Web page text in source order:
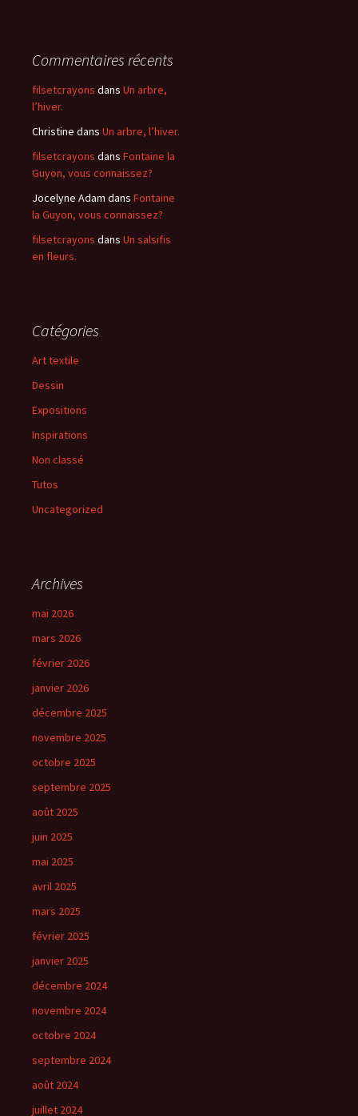
Commentaires récents
filsetcrayons dans Un arbre,
l’hiver.
Christine dans Un arbre, l’hiver.
filsetcrayons dans Fontaine la
Guyon, vous connaissez?
Jocelyne Adam dans Fontaine
la Guyon, vous connaissez?
filsetcrayons dans Un salsifis
en fleurs.
Catégories
Art textile
Dessin
Expositions
Inspirations
Non classé
Tutos
Uncategorized
Archives
mai 2026
mars 2026
février 2026
janvier 2026
décembre 2025
novembre 2025
octobre 2025
septembre 2025
août 2025
juin 2025
mai 2025
avril 2025
mars 2025
février 2025
janvier 2025
décembre 2024
novembre 2024
octobre 2024
septembre 2024
août 2024
juillet 2024